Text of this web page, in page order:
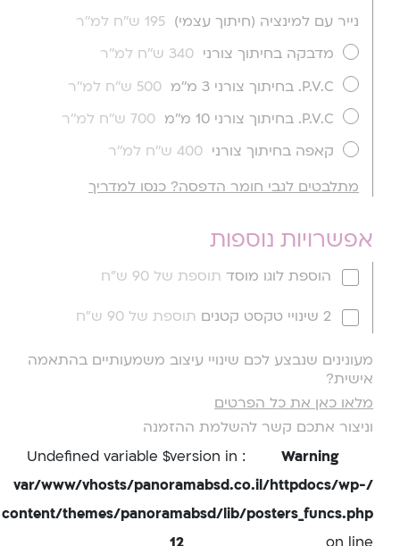
נייר עם למינציה (חיתוך עצמי) 195 ש''ח למ''ר
מדבקה בחיתוך צורני 340 ש''ח למ''ר
P.V.C. בחיתוך צורני 3 מ''מ
500 ש''ח למ''ר
P.V.C. בחיתוך צורני 10 מ''מ
700 ש''ח למ''ר
קאפה בחיתוך צורני 400 ש''ח למ''ר
מתלבטים לגבי חומר הדפסה? כנסו למדריך
אפשרויות נוספות
הוספת לוגו מוסד תוספת של 90 ש"ח
2 שינויי טקסט קטנים תוספת של 90 ש"ח
מעונינים שנבצע לכם שינויי עיצוב משמעותיים בהתאמה
אישית?
מלאו כאן את כל הפרטים
וניצור אתכם קשר להשלמת ההזמנה
Warning
: Undefined variable $version in
/var/www/vhosts/panoramabsd.co.il/httpdocs/wp-
content/themes/panoramabsd/lib/posters_funcs.php